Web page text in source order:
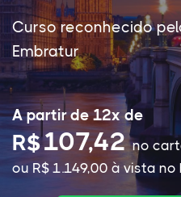
Curso reconhecido
Embratur
A partir de 12x de
R$107,42no
ou R$ 1.149,00 à vista no